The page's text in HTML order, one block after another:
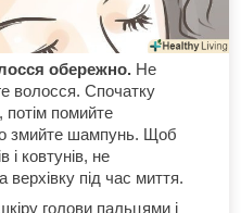
обережно. Не
волосся. Спочатку
потім помийте
змийте шампунь. Щоб
і ковтунів, не
під час миття.
голови пальцями і